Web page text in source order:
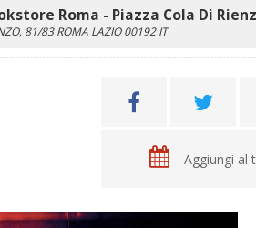
Roma - Piazza Cola Di
81/83ROMA LAZIO 00192 IT
Aggiungi al